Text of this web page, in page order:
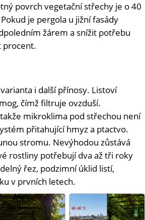
povrch vegetační střechy je o 40
je pergola u jižní fasády
žárem a snížit potřebu
procent.
i další přínosy. Listoví
čímž filtruje ovzduší.
mikroklima pod střechou není
přitahující hmyz a ptactvo.
stromu. Nevýhodou zůstává
rostliny potřebují dva až tři roky
řez, podzimní úklid listí,
v prvních letech.